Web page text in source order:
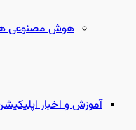
هوش مصنوعی
آموزش و اخبار